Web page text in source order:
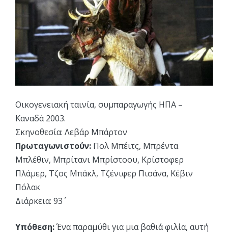
Οικογενειακή ταινία, συμπαραγωγής ΗΠΑ –
Καναδά 2003.
Σκηνοθεσία: Λεβάρ Μπάρτον
Πρωταγωνιστούν: Πολ Μπέιτς, Μπρέντα
Μπλέθιν, Μπρίτανι Μπρίστοου, Κρίστοφερ
Πλάμερ, Τζος Μπάκλ, Τζένιφερ Πισάνα, Κέβιν
Πόλακ
Διάρκεια: 93΄
Υπόθεση:Ένα παραμύθι για μια βαθιά φιλία, αυτή